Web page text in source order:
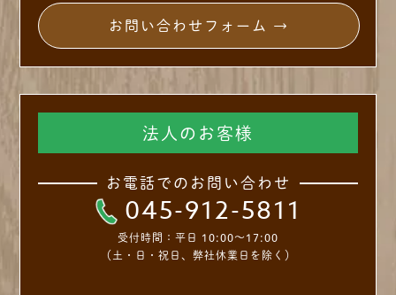
お問い合わせフォーム →
法人のお客様
お電話でのお問い合わせ
045-912-5811
受付時間： 平日 10:00～17:00
（土・日・祝日、弊社休業日を除く）